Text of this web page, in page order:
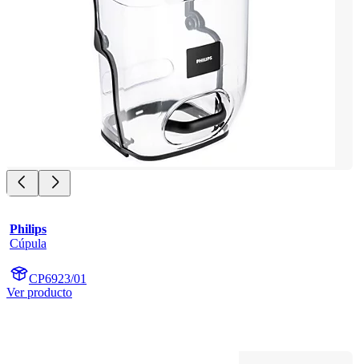
Philips
Cúpula
CP6923/01
Ver producto